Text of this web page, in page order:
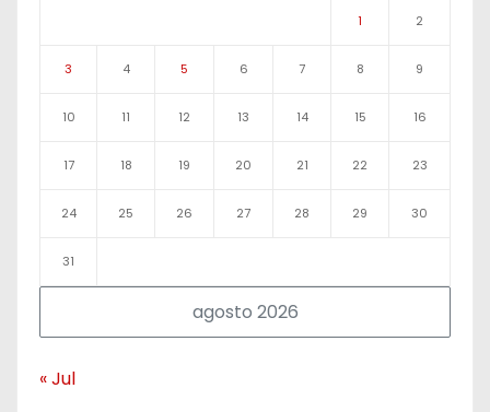
agosto 2026
1 2
3 4 5 6 7 8 9
10 11 12 13 14 15 16
17 18 19 20 21 22 23
24 25 26 27 28 29 30
31
« Jul